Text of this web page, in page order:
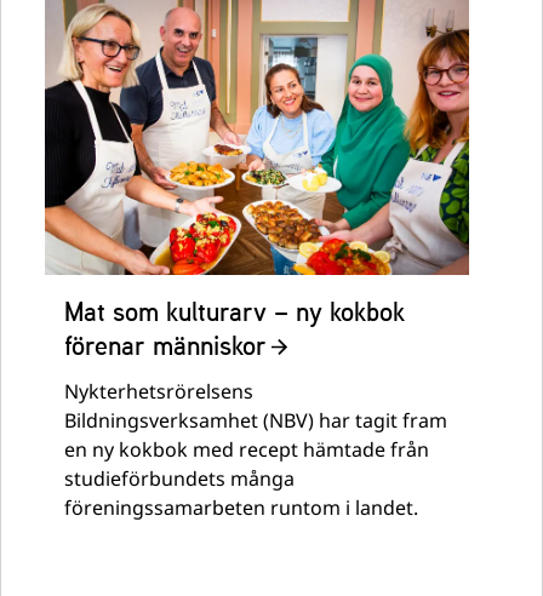
Mat som kulturarv – ny kokbok
förenar människor
Nykterhetsrörelsens
Bildningsverksamhet (NBV) har tagit fram
en ny kokbok med recept hämtade från
studieförbundets många
föreningssamarbeten runtom i landet.